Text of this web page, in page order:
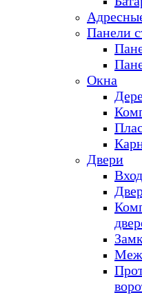
Панели
Окна
Двери